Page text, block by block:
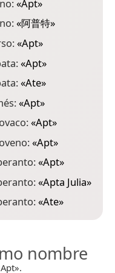
«Apt»
«阿普特»
«Apt»
«Apt»
«Ate»
«Apt»
«Apt»
«Apt»
«Apt»
«Apta Julia»
«Ate»
nombre